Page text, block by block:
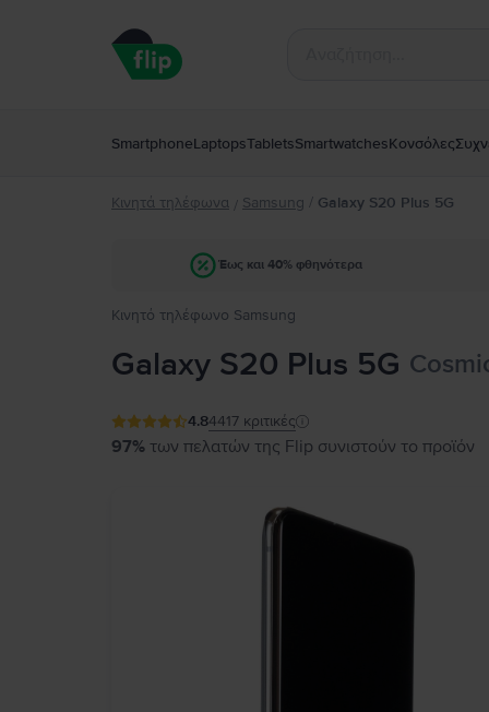
SmartphoneLaptopsTabletsSmartwatchesΚονσόλες
Κινητά τηλέφωνα / Samsung / Galaxy S20 Plus 5G
Έως και 40% φθηνότερα
Κινητό τηλέφωνο Samsung
Galaxy S20 Plus 5G
4.84417 κριτικές
97% των πελατών της Flip συνιστούν το προϊόν